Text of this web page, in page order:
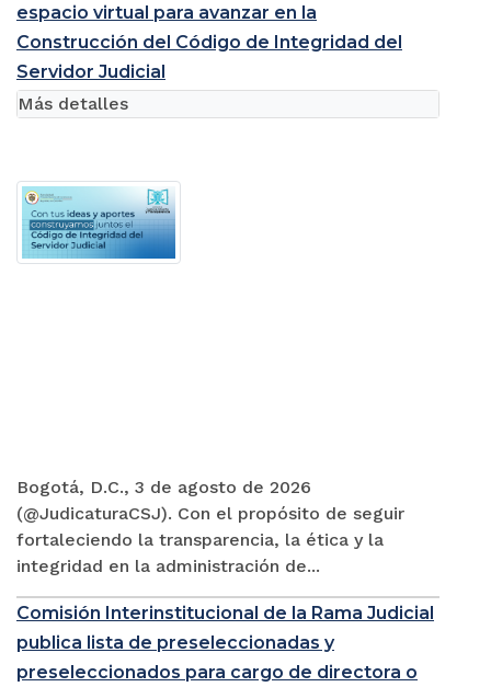
espacio virtual para avanzar en la
Construcción del Código de Integridad del
Servidor Judicial
Bogotá, D.C., 3 de agosto de 2026
(@JudicaturaCSJ). Con el propósito de seguir
fortaleciendo la transparencia, la ética y la
integridad en la administración de...
Más detalles
Comisión Interinstitucional de la Rama Judicial
publica lista de preseleccionadas y
preseleccionados para cargo de directora o